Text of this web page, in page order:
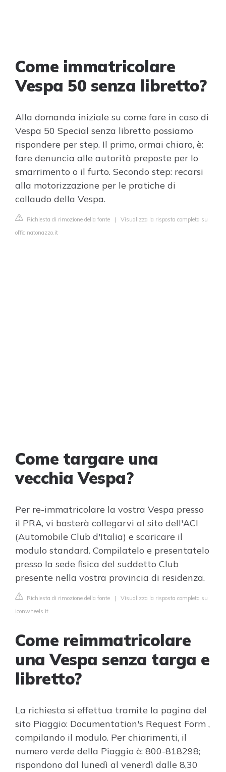
Come immatricolare
Vespa 50 senza libretto?
Alla domanda iniziale su come fare in caso di
Vespa 50 Special senza libretto possiamo
rispondere per step. Il primo, ormai chiaro, è:
fare denuncia alle autorità preposte per lo
smarrimento o il furto. Secondo step: recarsi
alla motorizzazione per le pratiche di
collaudo della Vespa.
Richiesta di rimozione della fonte | Visualizza la risposta completa su
officinatonazzo.it
Come targare una
vecchia Vespa?
Per re-immatricolare la vostra Vespa presso
il PRA, vi basterà collegarvi al sito dell'ACI
(Automobile Club d'Italia) e scaricare il
modulo standard. Compilatelo e presentatelo
presso la sede fisica del suddetto Club
presente nella vostra provincia di residenza.
Richiesta di rimozione della fonte | Visualizza la risposta completa su
iconwheels.it
Come reimmatricolare
una Vespa senza targa e
libretto?
La richiesta si effettua tramite la pagina del
sito Piaggio: Documentation's Request Form ,
compilando il modulo. Per chiarimenti, il
numero verde della Piaggio è: 800-818298;
rispondono dal lunedì al venerdì dalle 8,30